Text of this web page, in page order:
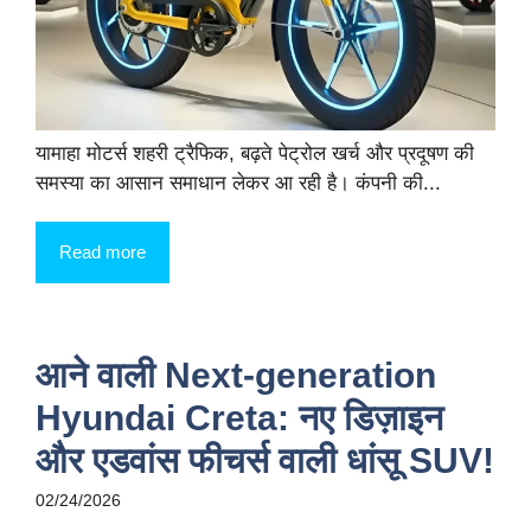
यामाहा मोटर्स शहरी ट्रैफिक, बढ़ते पेट्रोल खर्च और प्रदूषण की
समस्या का आसान समाधान लेकर आ रही है। कंपनी की...
Read more
आने वाली Next-generation
Hyundai Creta: नए डिज़ाइन
और एडवांस फीचर्स वाली धांसू SUV!
02/24/2026